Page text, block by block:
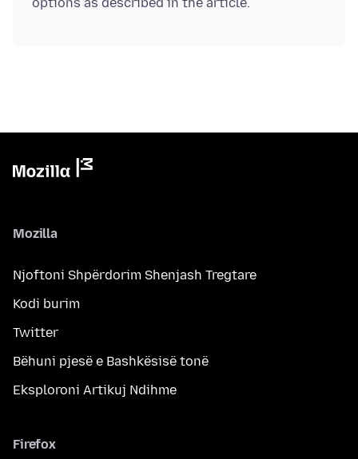
Mozilla
Njoftoni Shpërdorim Shenjash Tregtare
Kodi burim
Twitter
Bëhuni pjesë e Bashkësisë tonë
Eksploroni Artikuj Ndihme
Firefox